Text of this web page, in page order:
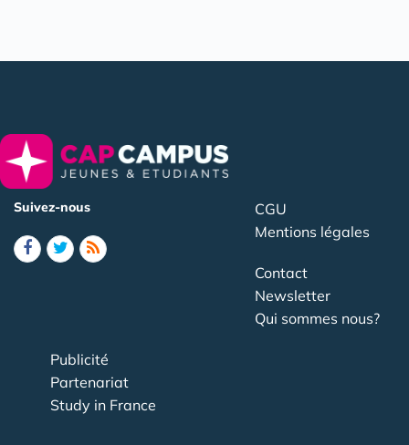
Suivez-nous
CGU
Mentions légales
Contact
Newsletter
Qui sommes nous?
Publicité
Partenariat
Study in France